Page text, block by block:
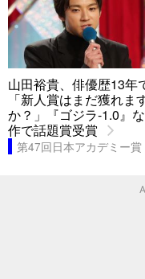
山田裕貴、俳優歴13年
「新人賞はまだ獲れま
か？」『ゴジラ-1.0』
作で話題賞受賞
第47回日本アカデミー賞